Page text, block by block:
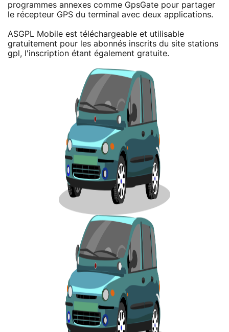
programmes annexes comme GpsGate pour partager
le récepteur GPS du terminal avec deux applications.
ASGPL Mobile est téléchargeable et utilisable
gratuitement pour les abonnés inscrits du site stations
gpl, l'inscription étant également gratuite.